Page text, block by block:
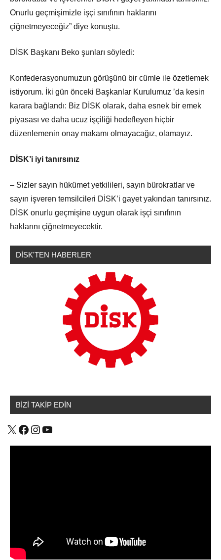
Onurlu geçmişimizle işçi sınıfının haklarını
çiğnetmeyeceğiz” diye konuştu.
DİSK Başkanı Beko şunları söyledi:
Konfederasyonumuzun görüşünü bir cümle ile özetlemek
istiyorum. İki gün önceki Başkanlar Kurulumuz ’da kesin
karara bağlandı: Biz DİSK olarak, daha esnek bir emek
piyasası ve daha ucuz işçiliği hedefleyen hiçbir
düzenlemenin onay makamı olmayacağız, olamayız.
DİSK’i iyi tanırsınız
– Sizler sayın hükümet yetkilileri, sayın bürokratlar ve
sayın işveren temsilcileri DİSK’i gayet yakından tanırsınız.
DİSK onurlu geçmişine uygun olarak işçi sınıfının
haklarını çiğnetmeyecektir.
Emek
DİSK'TEN HABERLER
BİZİ TAKİP EDİN
X Facebook
Instagram
YouTube